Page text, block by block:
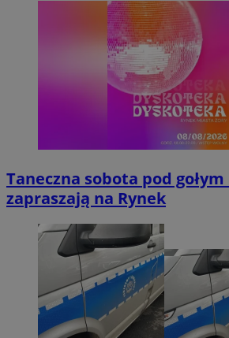
Taneczna sobota pod
zapraszają na Rynek